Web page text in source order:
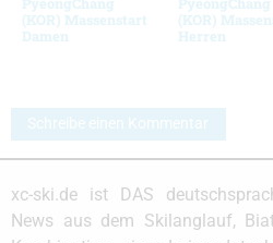
(KOR) Massenstart
Damen
(KOR)
Herren
Schreibe einen Kommentar
xc-ski.de ist DAS
News aus dem Skilanglauf,